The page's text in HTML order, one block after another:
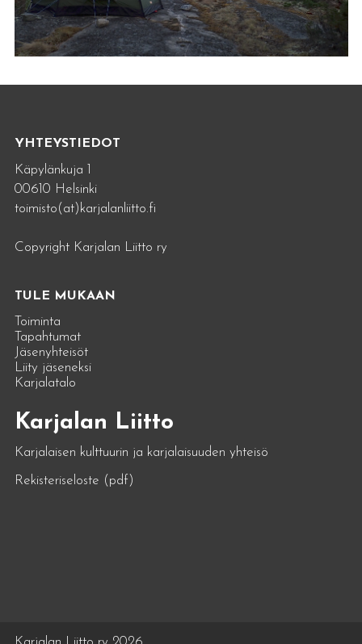
YHTEYSTIEDOT
Käpylänkuja 1
00610 Helsinki
toimisto(at)karjalanliitto.fi
Copyright Karjalan Liitto ry
TULE MUKAAN
Toiminta
Tapahtumat
Jäsenyhteisöt
Liity jäseneksi
Karjalatalo
Karjalan Liitto
Karjalaisen kulttuurin ja karjalaisuuden yhteisö
Rekisteriseloste (pdf)